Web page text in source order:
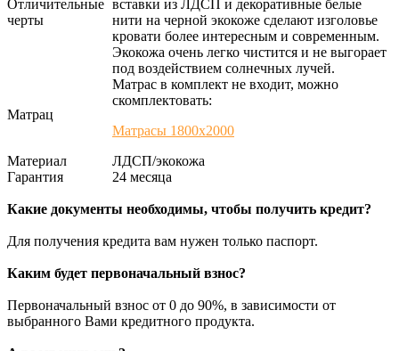
Отличительные
черты
вставки из ЛДСП и декоративные белые
нити на черной экокоже сделают изголовье
кровати более интересным и современным.
Экокожа очень легко чистится и не выгорает
под воздействием солнечных лучей.
Матрац
Матрас в комплект не входит, можно
скомплектовать:
Матрасы 1800х2000
Материал
ЛДСП/экокожа
Гарантия
24 месяца
Какие документы необходимы, чтобы получить кредит?
Для получения кредита вам нужен только паспорт.
Каким будет первоначальный взнос?
Первоначальный взнос от 0 до 90%, в зависимости от
выбранного Вами кредитного продукта.